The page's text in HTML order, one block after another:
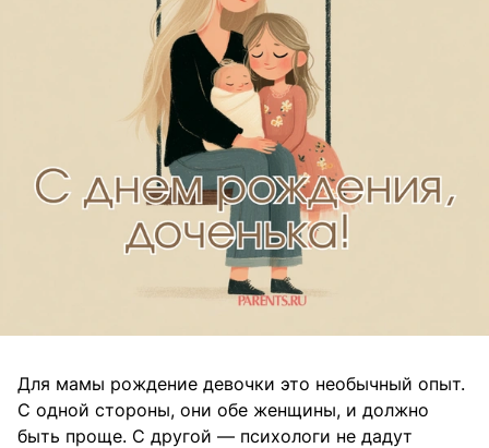
Для мамы рождение девочки это необычный опыт.
С одной стороны, они обе женщины, и должно
быть проще. С другой — психологи не дадут